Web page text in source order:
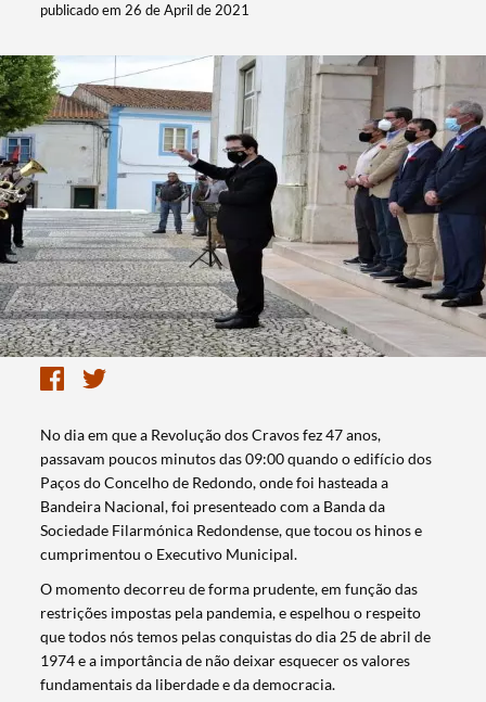
publicado em 26 de April de 2021
No dia em que a Revolução dos Cravos fez 47 anos,
passavam poucos minutos das 09:00 quando o edifício dos
Paços do Concelho de Redondo, onde foi hasteada a
Bandeira Nacional, foi presenteado com a Banda da
Sociedade Filarmónica Redondense, que tocou os hinos e
cumprimentou o Executivo Municipal.
O momento decorreu de forma prudente, em função das
restrições impostas pela pandemia, e espelhou o respeito
que todos nós temos pelas conquistas do dia 25 de abril de
1974 e a importância de não deixar esquecer os valores
fundamentais da liberdade e da democracia.